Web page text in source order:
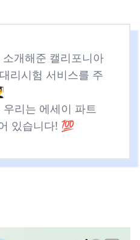
개해준 캘리포니아
리시험 서비스를 주
리는 에세이 파트
있습니다! 💯